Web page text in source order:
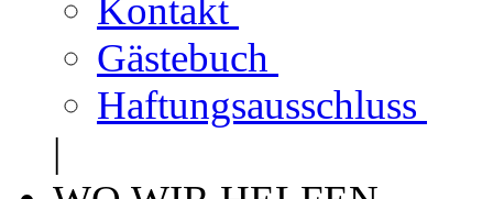
Kontakt
Gästebuch
Haftungsausschluss
|